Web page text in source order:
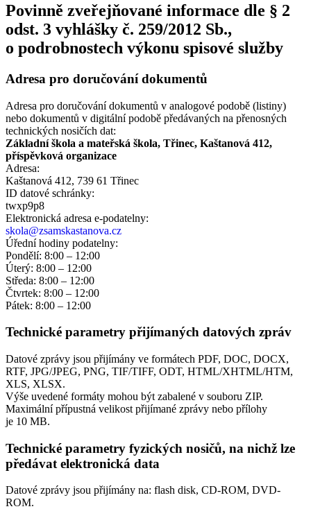
Povinně zveřejňované informace dle § 2
odst. 3 vyhlášky č. 259/2012 Sb.,
o podrobnostech výkonu spisové služby
Adresa pro doručování dokumentů
Adresa pro doručování dokumentů v analogové podobě (listiny)
nebo dokumentů v digitální podobě předávaných na přenosných
technických nosičích dat:
Základní škola a mateřská škola, Třinec, Kaštanová 412,
příspěvková organizace
Adresa:
Kaštanová 412, 739 61 Třinec
ID datové schránky:
twxp9p8
Elektronická adresa e‑podatelny:
skola@zsamskastanova.cz
Úřední hodiny podatelny:
Pondělí: 8:00 – 12:00
Úterý: 8:00 – 12:00
Středa: 8:00 – 12:00
Čtvrtek: 8:00 – 12:00
Pátek: 8:00 – 12:00
Technické parametry přijímaných datových zpráv
Datové zprávy jsou přijímány ve formátech PDF, DOC, DOCX,
RTF, JPG/JPEG, PNG, TIF/TIFF, ODT, HTML/XHTML/HTM,
XLS, XLSX.
Výše uvedené formáty mohou být zabalené v souboru ZIP.
Maximální přípustná velikost přijímané zprávy nebo přílohy
je 10 MB.
Technické parametry fyzických nosičů, na nichž lze
předávat elektronická data
Datové zprávy jsou přijímány na: flash disk, CD-ROM, DVD-
ROM.